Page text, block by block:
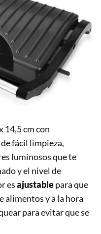
14,5 cm con
fácil limpieza,
luminosos que te
y el nivel de
esajustablepara que
alimentos y a la hora
para evitar que se